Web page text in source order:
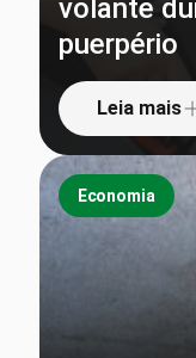
volante
puerpério
Leia mais
Economia